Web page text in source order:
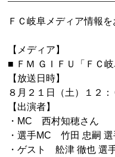
ＦＣ岐阜メディア情報を
【メディア】
■ ＦＭ ＧＩＦＵ「ＦＣ
【放送日時】
８月２１日（土）１２
【出演者】
・MC 西村知穂さん
・選手MC 竹田 忠嗣 選
・ゲスト 舩津 徹也 選